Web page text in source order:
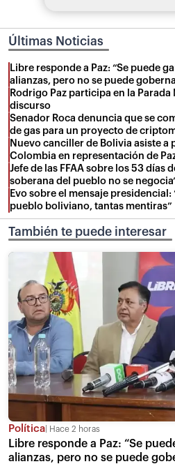
Últimas Noticias
Libre responde a Paz: “Se puede
alianzas, pero no se puede
Rodrigo Paz participa en la
discurso
Senador Roca denuncia que se
de gas para un proyecto de
Nuevo canciller de Bolivia asiste a
Colombia en representación de
Jefe de las FFAA sobre los 53 días
soberana del pueblo no se
Evo sobre el mensaje presidencial:
pueblo boliviano, tantas mentiras”
También te puede interesar
Política Hace 2 horas
Libre responde a Paz: “Se
alianzas, pero no se puede